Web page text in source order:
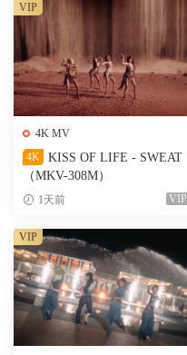
4K MV
4K
KISS OF LIFE - SWEAT
（MKV-308M）
1天前 VIP
VIP
VIP